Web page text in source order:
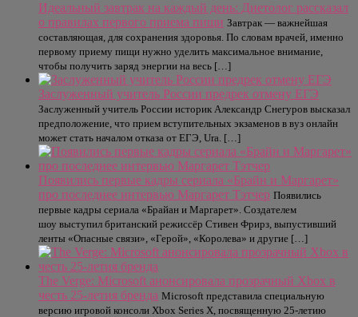
Идеальный завтрак на каждый день: Диетолог рассказал
о правилах первого приема пищи Завтрак — важнейшая
составляющая, для сохранения здоровья. По словам врачей, именно
первому приему пищи нужно уделить максимальное внимание,
чтобы получить заряд энергии на весь […]
Заслуженный учитель России предрек отмену ЕГЭ
Заслуженный учитель России историк Александр Снегуров высказал
предположение, что прием вступительных экзаменов в вуз онлайн
может стать началом отказа от ЕГЭ, Ura. […]
Появились первые кадры сериала «Брайн и Маргарет»
про последнее интервью Маргарет Тэтчер Появились
первые кадры сериала «Брайан и Маргарет». Создателем
шоу выступил британский режиссёр Стивен Фрирз, выпустивший
ленты «Опасные связи», «Герой», «Королева» и другие […]
The Verge: Microsoft анонсировала прозрачный Xbox в
честь 25-летия бренда Microsoft представила специальную
версию игровой консоли Xbox Series X, посвященную 25-летию